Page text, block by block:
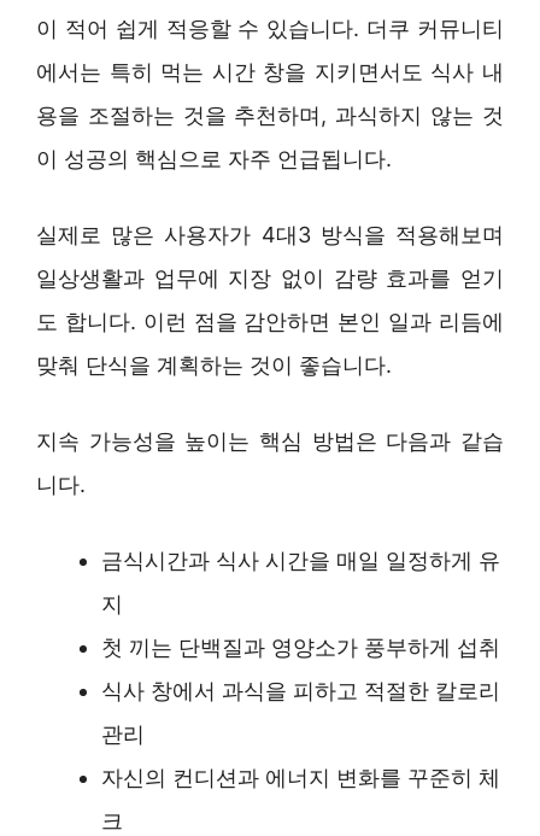
이 적어 쉽게 적응할 수 있습니다. 더쿠 커뮤니티
에서는 특히 먹는 시간 창을 지키면서도 식사 내
용을 조절하는 것을 추천하며, 과식하지 않는 것
이 성공의 핵심으로 자주 언급됩니다.
실제로 많은 사용자가 4대3 방식을 적용해보며
일상생활과 업무에 지장 없이 감량 효과를 얻기
도 합니다. 이런 점을 감안하면 본인 일과 리듬에
맞춰 단식을 계획하는 것이 좋습니다.
지속 가능성을 높이는 핵심 방법은 다음과 같습
니다.
금식시간과 식사 시간을 매일 일정하게 유
지
첫 끼는 단백질과 영양소가 풍부하게 섭취
식사 창에서 과식을 피하고 적절한 칼로리
관리
자신의 컨디션과 에너지 변화를 꾸준히 체
크